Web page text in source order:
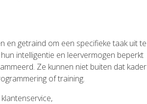
en getraind om een specifieke taak uit te
intelligentie en leervermogen beperkt
Ze kunnen niet buiten dat kader
of training.